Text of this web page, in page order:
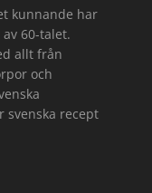
kunnande har
60-talet.
allt från
och
svenska recept